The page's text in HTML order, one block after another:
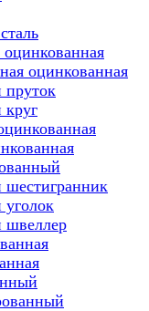
оцинкованная
оцинкованная
швеллер